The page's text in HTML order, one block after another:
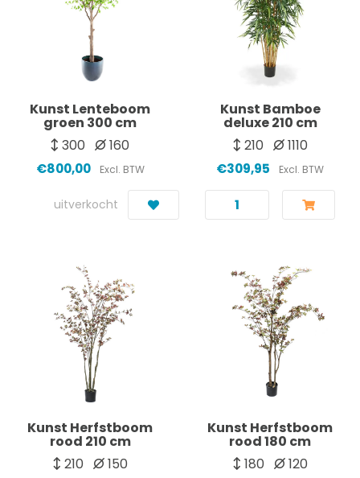
Kunst Lenteboom
groen 300 cm
300
160
€800,00 Excl. BTW
uitverkocht
Kunst Bamboe
deluxe 210 cm
210
1110
€309,95 Excl. BTW
Kunst Herfstboom
rood 210 cm
210
150
Kunst Herfstboom
rood 180 cm
180
120